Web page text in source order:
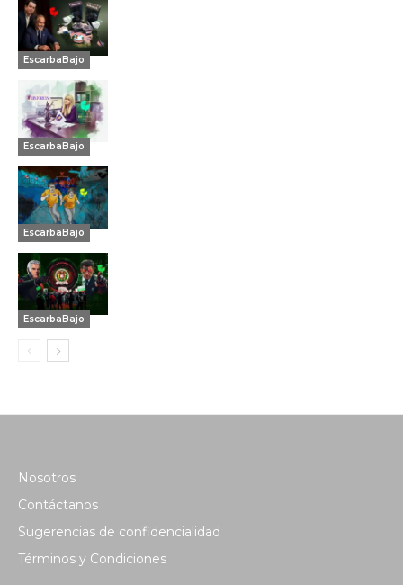
EscarbaBajo
EscarbaBajo
EscarbaBajo
EscarbaBajo
Nosotros
Contáctanos
Sugerencias de confidencialidad
Términos y Condiciones